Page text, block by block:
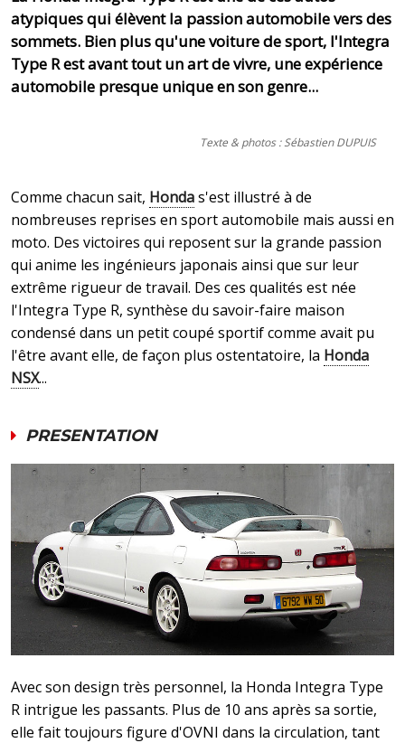
atypiques qui élèvent la passion automobile vers des
sommets. Bien plus qu'une voiture de sport, l'Integra
Type R est avant tout un art de vivre, une expérience
automobile presque unique en son genre...
Texte & photos : Sébastien DUPUIS
Comme chacun sait, Hondas'est illustré à de
nombreuses reprises en sport automobile mais aussi en
moto. Des victoires qui reposent sur la grande passion
qui anime les ingénieurs japonais ainsi que sur leur
extrême rigueur de travail. Des ces qualités est née
l'Integra Type R, synthèse du savoir-faire maison
condensé dans un petit coupé sportif comme avait pu
l'être avant elle, de façon plus ostentatoire, la Honda
NSX...
PRESENTATION
Avec son design très personnel, la Honda Integra Type
R intrigue les passants. Plus de 10 ans après sa sortie,
elle fait toujours figure d'OVNI dans la circulation, tant